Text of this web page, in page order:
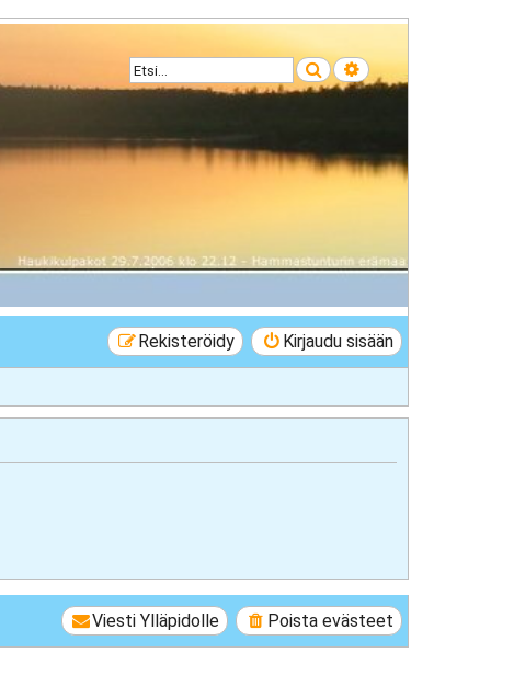
Etsi Tarkennettu haku
Kirjaudu sisään
Rekisteröidy
Poista evästeet
Viesti Ylläpidolle